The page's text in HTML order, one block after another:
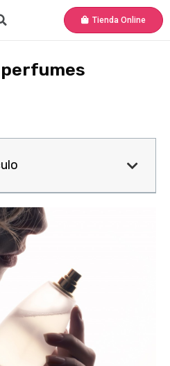
Tienda Online